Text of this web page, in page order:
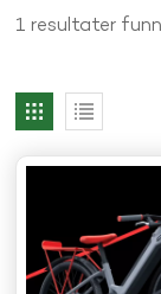
1 resultater